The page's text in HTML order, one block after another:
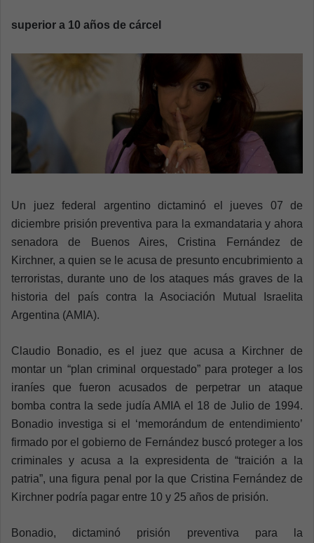
n
m
superior a 10 años de cárcel
Un juez federal argentino dictaminó el jueves 07 de
diciembre prisión preventiva para la exmandataria y ahora
senadora de Buenos Aires, Cristina Fernández de
Kirchner, a quien se le acusa de presunto encubrimiento a
terroristas, durante uno de los ataques más graves de la
historia del país contra la Asociación Mutual Israelita
Argentina (AMIA).
Claudio Bonadio, es el juez que acusa a Kirchner de
montar un “plan criminal orquestado” para proteger a los
iraníes que fueron acusados de perpetrar un ataque
bomba contra la sede judía AMIA el 18 de Julio de 1994.
Bonadio investiga si el ‘memorándum de entendimiento’
firmado por el gobierno de Fernández buscó proteger a los
criminales y acusa a la expresidenta de “traición a la
patria”, una figura penal por la que Cristina Fernández de
Kirchner podría pagar entre 10 y 25 años de prisión.
Bonadio, dictaminó prisión preventiva para la